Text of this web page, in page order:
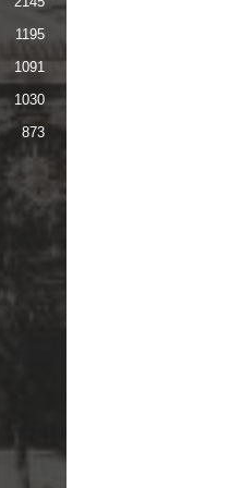
1195
1091
1030
873